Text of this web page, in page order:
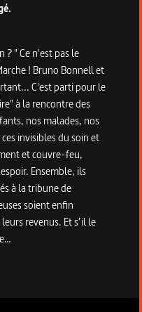
? " Ce n'est pas le
! Bruno Bonnell et
C'est parti pour le
à la rencontre des
nos malades, nos
invisibles du soin et
et couvre-feu,
Ensemble, ils
à la tribune de
soient enfin
revenus. Et s’il le